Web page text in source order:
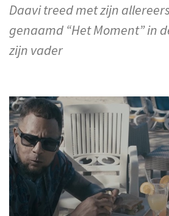
Daavi treed met zijn
genaamd “Het Moment” in
zijn vader